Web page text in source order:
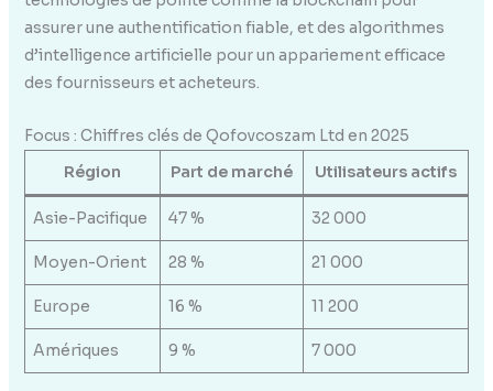
assurer une authentification fiable, et des algorithmes
d’intelligence artificielle pour un appariement efficace
des fournisseurs et acheteurs.
Focus : Chiffres clés de Qofovcoszam Ltd en 2025
Région
Part de marché Utilisateurs actifs
Asie-Pacifique 47 % 32 000
Moyen-Orient 28 % 21 000
Europe 16 % 11 200
Amériques 9 % 7 000